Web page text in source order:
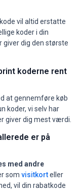
vil altid erstatte
koder i din
giver dig den største
koderne rent
at gennemføre køb
koder, vi selv har
giver dig mest værdi.
er på
med andre
som visitkorteller
vil din rabatkode